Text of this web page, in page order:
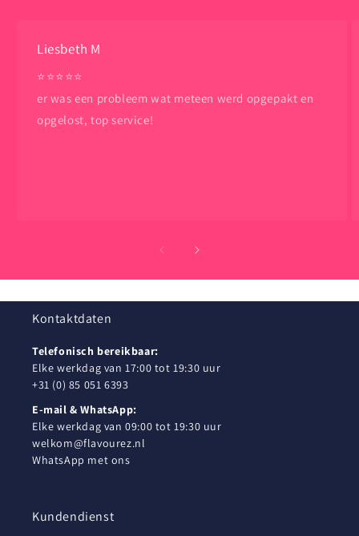
Liesbeth M
⭐️⭐️⭐️⭐️⭐️
er was een probleem wat meteen werd opgepakt en
opgelost, top service!
Kontaktdaten
Telefonisch bereikbaar:
Elke werkdag van 17:00 tot 19:30 uur
+31 (0) 85 051 6393
E-mail & WhatsApp:
Elke werkdag van 09:00 tot 19:30 uur
welkom@flavourez.nl
WhatsApp met ons
Kundendienst